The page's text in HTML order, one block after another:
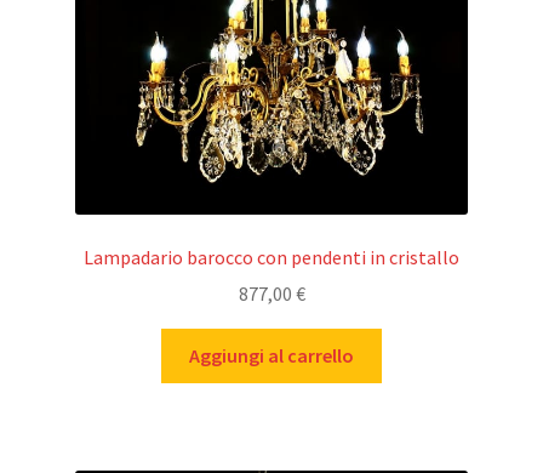
Lampadario barocco con pendenti in cristallo
877,00 €
Aggiungi al carrello